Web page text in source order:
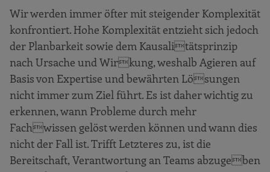
Wir werden immer öfter mit steigender Komplexität
konfrontiert. Hohe Komplexität entzieht sich jedoch
der Planbarkeit sowie dem Kausalitätsprinzip
nach Ursache und Wirkung, weshalb Agieren auf
Basis von Expertise und bewährten Lösungen
nicht immer zum Ziel führt. Es ist daher wichtig zu
erkennen, wann Probleme durch mehr
Fachwissen gelöst werden können und wann dies
nicht der Fall ist. Trifft Letzteres zu, ist die
Bereitschaft, Verantwortung an Teams abzugeben